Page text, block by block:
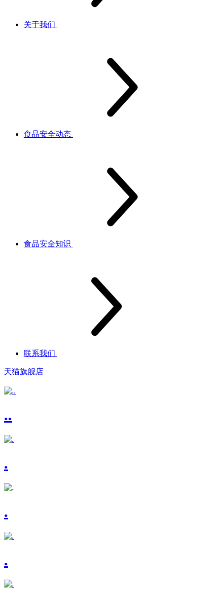
关于我们
食品安全动态
食品安全知识
联系我们
天猫旗舰店
..
.
.
.